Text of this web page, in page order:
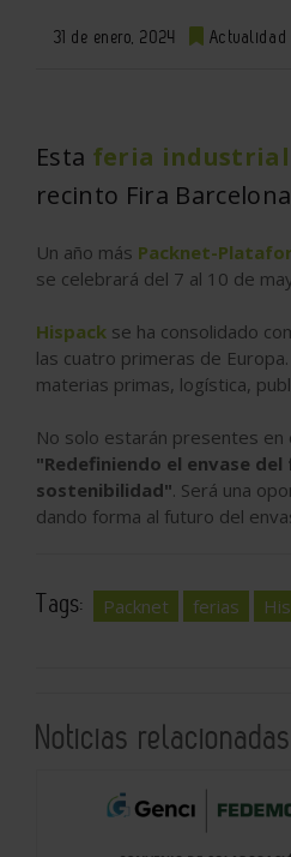
31 de enero, 2024 Actualidad
Esta feria industrial
recinto Fira
Un año más Packnet-
se celebrará del 7 al 10 de
Hispack se ha consolidado
las cuatro primeras de
materias primas, logística,
No solo estarán presentes en
"Redefiniendo el envase
sostenibilidad". Será una
dando forma al futuro del
Tags: Packnet ferias
Noticias relacionadas